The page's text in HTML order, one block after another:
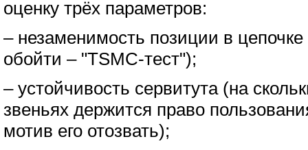
оценку трёх параметров:
– незаменимость позиции в
обойти – "TSMC-тест");
– устойчивость сервитута (на
звеньях держится право
мотив его отозвать);